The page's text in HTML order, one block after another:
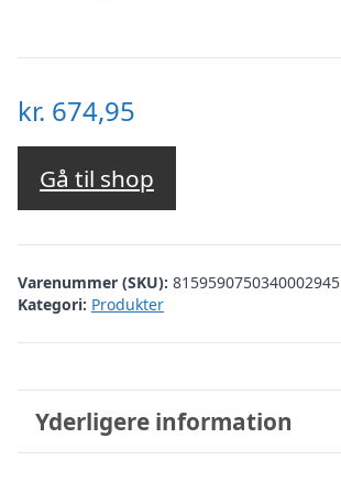
kr. 674,95
Gå til shop
Varenummer (SKU): 8159590750340002945
Kategori: Produkter
Yderligere information